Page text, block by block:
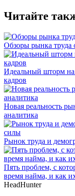
Читайте
Обзоры рынка труда
Идеальный шторм на
кадров
Новая реальность
аналитика
Рынок труда и
Пять проблем, с
время найма, и как
HeadHunter